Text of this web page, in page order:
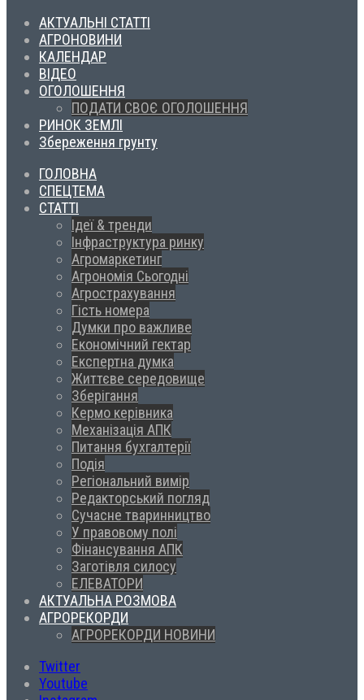
АКТУАЛЬНІ СТАТТІ
АГРОНОВИНИ
КАЛЕНДАР
ВІДЕО
ОГОЛОШЕННЯ
ПОДАТИ СВОЄ ОГОЛОШЕННЯ
РИНОК ЗЕМЛІ
Збереження грунту
ГОЛОВНА
СПЕЦТЕМА
СТАТТІ
Ідеї & тренди
Інфраструктура ринку
Агромаркетинг
Агрономія Сьогодні
Агрострахування
Гість номера
Думки про важливе
Економічний гектар
Експертна думка
Життєве середовище
Зберігання
Кермо керівника
Механізація АПК
Питання бухгалтерії
Подія
Регіональний вимір
Редакторський погляд
Сучасне тваринництво
У правовому полі
Фінансування АПК
Заготівля силосу
ЕЛЕВАТОРИ
АКТУАЛЬНА РОЗМОВА
АГРОРЕКОРДИ
АГРОРЕКОРДИ НОВИНИ
Twitter
Youtube